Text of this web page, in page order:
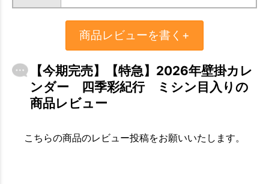
商品レビューを書く+
【今期完売】【特急】2026年壁掛カレ
ンダー 四季彩紀行 ミシン目入りの
商品レビュー
こちらの商品のレビュー投稿をお願いいたします。